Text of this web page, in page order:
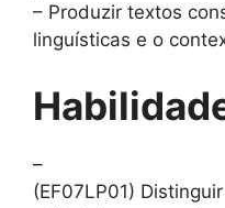
– Produzir textos
linguísticas e o
–
(EF07LP01)